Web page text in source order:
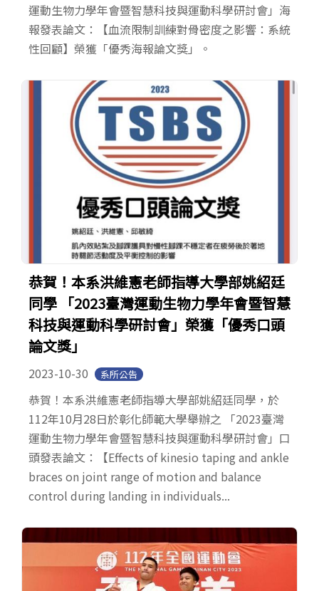
運動生物力學年會暨智慧科技與運動科學研討會」海
報發表論文：【血流限制訓練對骨密度之影響：系統
性回顧】榮獲「優秀海報論文獎」。
恭賀！本系洪維憲老師指導大學部姚紹廷
同學 「2023臺灣運動生物力學年會暨智慧
科技與運動科學研討會」榮獲「優秀口頭
論文獎」
2023-10-30 系所公告
恭賀！本系洪維憲老師指導大學部姚紹廷同學，於
112年10月28日於彰化師範大學舉辦之 「2023臺灣
運動生物力學年會暨智慧科技與運動科學研討會」口
頭發表論文：【Effects of kinesio taping and ankle
braces on joint range of motion and balance
control during landing in individuals...